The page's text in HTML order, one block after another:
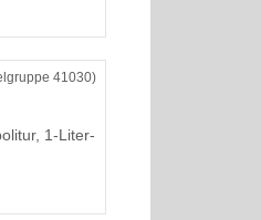
41030)
1-Liter-